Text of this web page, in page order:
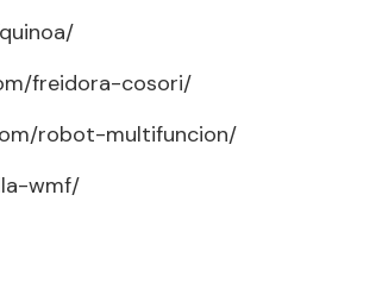
freidora-cosori/
robot-multifuncion/
wmf/